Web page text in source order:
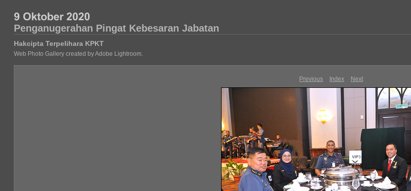
Penganugerahan Pingat Kebesaran Jabatan
Hakcipta Terpelihara KPKT
Web Photo Gallery created by Adobe Lightroom.
Previous Index Next